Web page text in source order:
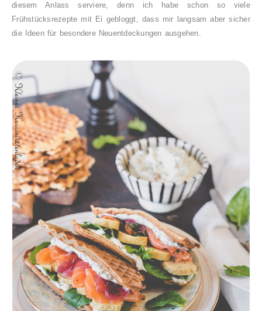
diesem Anlass serviere, denn ich habe schon so viele
Frühstücksrezepte mit Ei gebloggt, dass mir langsam aber sicher
die Ideen für besondere Neuentdeckungen ausgehen.